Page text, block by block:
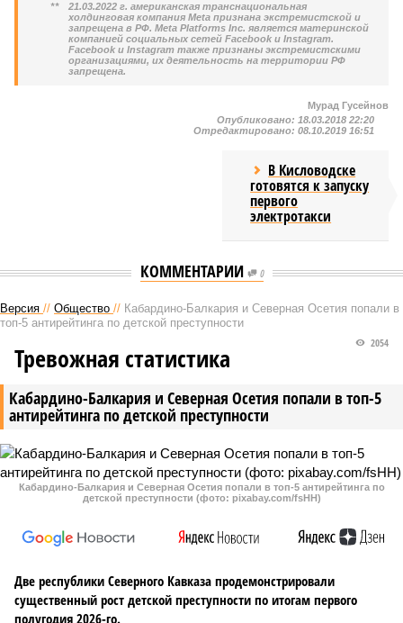
**
21.03.2022 г. американская транснациональная
холдинговая компания Meta признана экстремистской и
запрещена в РФ. Meta Platforms Inc. является материнской
компанией социальных сетей Facebook и Instagram.
Facebook и Instagram также признаны экстремистскими
организациями, их деятельность на территории РФ
запрещена.
Мурад Гусейнов
Опубликовано: 18.03.2018 22:20
Отредактировано: 08.10.2019 16:51
В Кисловодске
готовятся к запуску
первого
электротакси
КОММЕНТАРИИ 0
Версия // Общество // Кабардино-Балкария и Северная Осетия попали в
топ-5 антирейтинга по детской преступности
Кабардино-Балкария и Северная Осетия попали в топ-5
антирейтинга по детской преступности
2054
Тревожная статистика
Кабардино-Балкария и Северная Осетия попали в топ-5 антирейтинга по
детской преступности (фото: pixabay.com/fsHH)
Две республики Северного Кавказа продемонстрировали
существенный рост детской преступности по итогам первого
полугодия 2026-го.